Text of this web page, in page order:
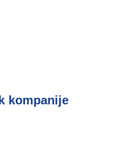
kompanije